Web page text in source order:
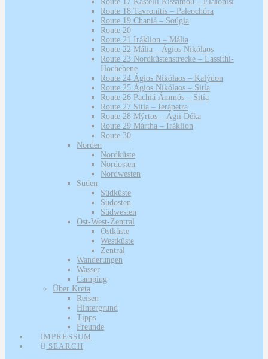
Route 18 Tavronítis – Paleochóra
Route 19 Chaniá – Soúgia
Route 20
Route 21 Iráklion – Mália
Route 22 Mália – Ágios Nikólaos
Route 23 Nordküstenstrecke – Lassíthi-
Hochebene
Route 24 Ágios Nikólaos – Kalýdon
Route 25 Ágios Nikólaos – Sitía
Route 26 Pachiá Ámmós – Sitía
Route 27 Sitía – Ierápetra
Route 28 Mýrtos – Ágii Déka
Route 29 Mártha – Iráklion
Route 30
Norden
Nordküste
Nordosten
Nordwesten
Süden
Südküste
Südosten
Südwesten
Ost-West-Zentral
Ostküste
Westküste
Zentral
Wanderungen
Wasser
Camping
Über Kreta
Reisen
Hintergrund
Tipps
Freunde
IMPRESSUM
SEARCH